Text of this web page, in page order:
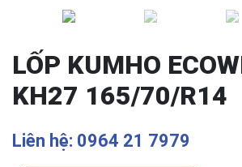
Previous
LỐP KUMHO
KH27 165/70/R14
Liên hệ: 0964 21 7979